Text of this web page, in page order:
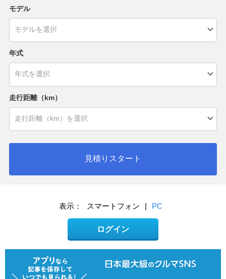
モデル
年式
走行距離（km）
見積りスタート
表示： スマートフォン | PC
ログイン